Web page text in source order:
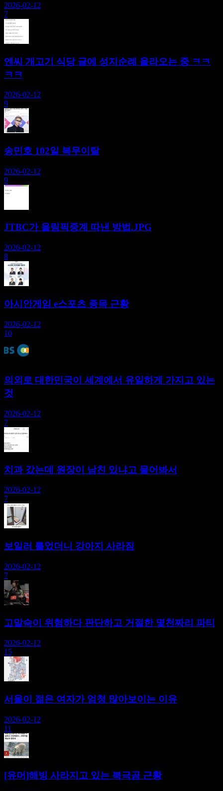
2026-02-12
7
엔씨 개고기 식당 글에 성지순례 올라오는 중 ㅋㅋ
ㅋㅋ
2026-02-12
9
송민호 102일 복무이탈
2026-02-12
9
JTBC가 올림픽중계 따낸 방법.JPG
2026-02-12
8
아시안게임 e스포츠 종목 근황
2026-02-12
10
의외로 대한민국이 세계에서 유일하게 가지고 있는
것
2026-02-12
7
치과 갔는데 원장이 남친 있냐고 물어봐서
2026-02-12
7
보일러 틀었더니 강아지 사라짐
2026-02-12
7
고말숙이 위험하다 판단하고 거절한 몇천짜리 파티
2026-02-12
15
서울이 젊은 여자가 엄청 많아보이는 이유
2026-02-12
11
[유머]해빙 사라지고 있는 북극곰 근황